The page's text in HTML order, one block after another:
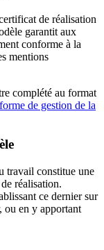
de réalisation
garantit aux
conforme à la
mentions
complété au format
de gestion de la
travail constitue une
réalisation.
ce dernier sur
ou en y apportant